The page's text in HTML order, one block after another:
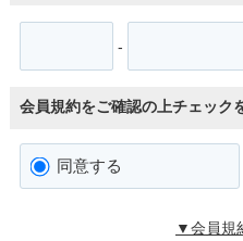
-
会員規約をご確認の上チェック
同意する
▼会員規